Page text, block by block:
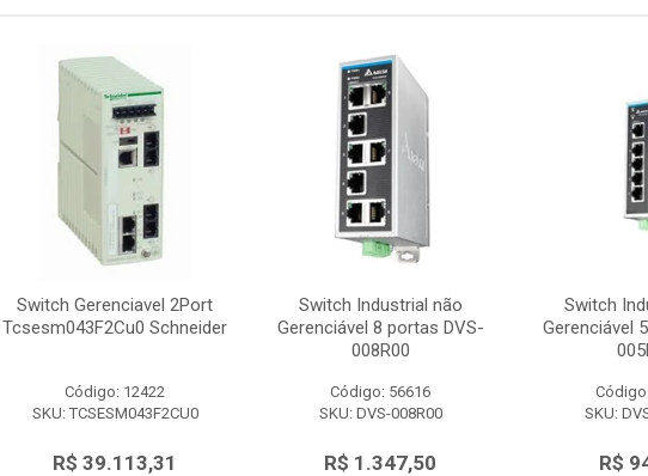
Switch Gerenciavel 2Port
Tcsesm043F2Cu0 Schneider
Código: 12422
SKU: TCSESM043F2CU0
R$ 39.113,31
Switch Industrial não
Gerenciável 8 portas DVS-
008R00
Código: 56616
SKU: DVS-008R00
R$ 1.347,50
Switch
Gerenciável
SKU:
R$